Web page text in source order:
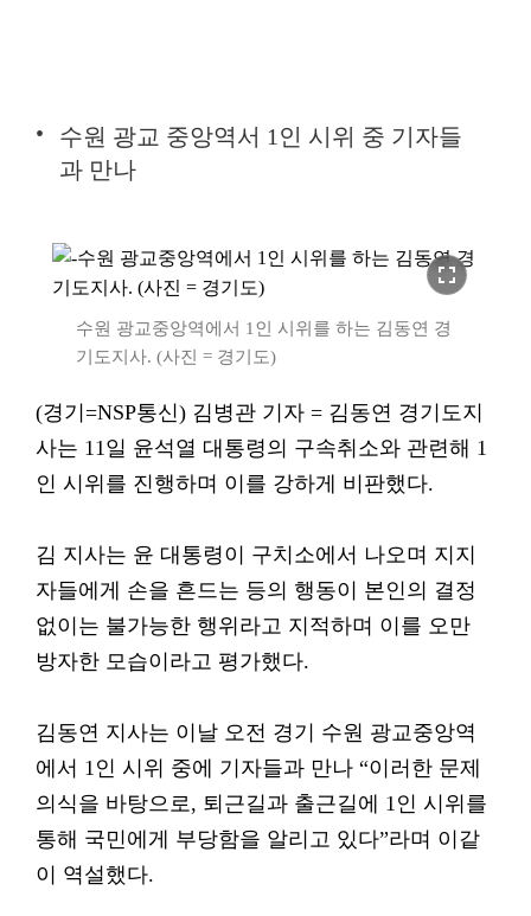
수원 광교 중앙역서 1인 시위 중 기자들
과 만나
fullscreen
수원 광교중앙역에서 1인 시위를 하는 김동연 경
기도지사. (사진 = 경기도)
(경기=NSP통신) 김병관 기자 = 김동연 경기도지
사는 11일 윤석열 대통령의 구속취소와 관련해 1
인 시위를 진행하며 이를 강하게 비판했다.
김 지사는 윤 대통령이 구치소에서 나오며 지지
자들에게 손을 흔드는 등의 행동이 본인의 결정
없이는 불가능한 행위라고 지적하며 이를 오만
방자한 모습이라고 평가했다.
김동연 지사는 이날 오전 경기 수원 광교중앙역
에서 1인 시위 중에 기자들과 만나 “이러한 문제
의식을 바탕으로, 퇴근길과 출근길에 1인 시위를
통해 국민에게 부당함을 알리고 있다”라며 이같
이 역설했다.